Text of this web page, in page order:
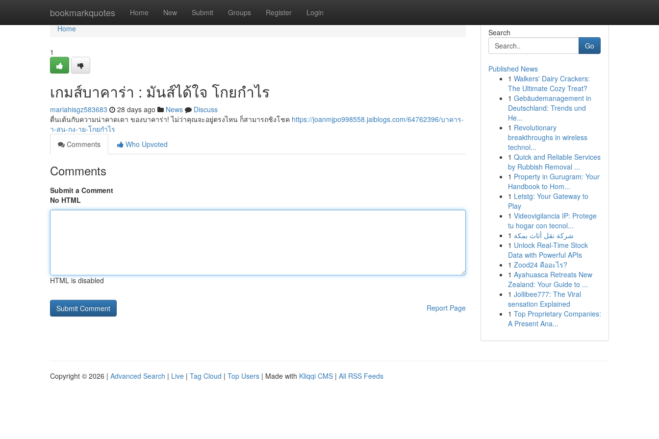
bookmarkquotes Home New Submit Groups Register Login
Home
Home
1
เกมส์บาคาร่า : มันส์ได้ใจ โกยกำไร
mariahisgz583683 28 days ago News
Discuss
ตื่นเต้นกับความน่าคาดเดา ของบาคาร่า! ไม่ว่าคุณจะอยู่ตรงไหน ก็สามารถชิงโชค https://joanmjpo998558.jaiblogs.com/64762396/บาคาร-
า-สน-กง-าย-โกยกำไร
Comments
Who Upvoted
Comments
Submit a Comment
No HTML
HTML is disabled
Report Page
Search
Go
Published News
1 Walkers' Dairy Crackers:
The Ultimate Cozy Treat?
1 Gebäudemanagement in
Deutschland: Trends und
He...
1 Revolutionary
breakthroughs in wireless
technol...
1 Quick and Reliable Services
by Rubbish Removal ...
1 Property in Gurugram: Your
Handbook to Hom...
1 Letstg: Your Gateway to
Play
1 Videovigilancia IP: Protege
tu hogar con tecnol...
1 شركة نقل أثاث بمكة
1 Unlock Real-Time Stock
Data with Powerful APIs
1 Zood24 คืออะไร?
1 Ayahuasca Retreats New
Zealand: Your Guide to ...
1 Jollibee777: The Viral
sensation Explained
1 Top Proprietary Companies:
A Present Ana...
Copyright © 2026 | Advanced Search | Live | Tag Cloud | Top Users | Made with Kliqqi CMS | All RSS Feeds